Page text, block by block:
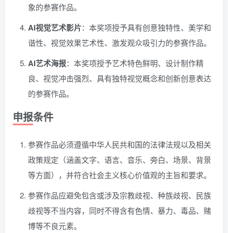
象的参赛作品。
AI视觉艺术影片：本奖项授予具有创意独特性、美学和
谐性、视觉效果艺术性、激发观众吸引力的参赛作品。
AI艺术海报：本奖项授予艺术特色鲜明、设计制作精
良、视觉冲击强烈、具有独特视觉概念和创新创意表达
的参赛作品。
申报条件
参赛作品必须遵循中华人民共和国的法律法规以及相关
政策规定（涵盖文字、语言、音乐、旁白、场景、背景
等方面），并符合社会主义核心价值观的主旨和要求。
参赛作品应避免包含或涉及宗教歧视、种族歧视、民族
歧视等不当内容，同时不得含有色情、暴力、毒品、赌
博等不良元素。